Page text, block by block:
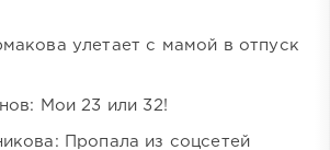
улетает с мамой в отпуск
Мои 23 или 32!
Пропала из соцсетей